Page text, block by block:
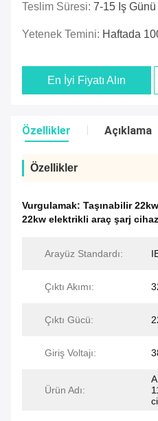
Teslim Süresi: 7-15 Iş Günü
Yetenek Temini: Haftada
En İyi Fiyatı Alın
Özellikler Açıklama
Özellikler
Vurgulamak: Taşınabilir
22kw elektrikli araç şarj
Arayüz Standardı:
Çıktı Akımı:
Çıktı Gücü:
Giriş Voltajı:
Ürün Adı: